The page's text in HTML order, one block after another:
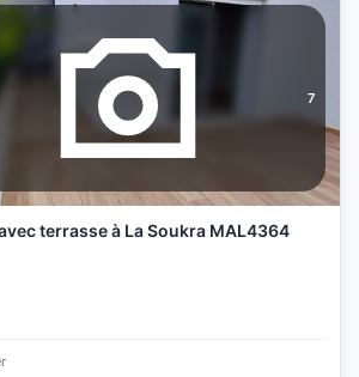
7
terrasse à La Soukra MAL4364